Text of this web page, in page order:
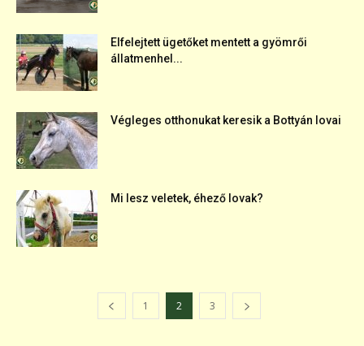
Elfelejtett ügetőket mentett a gyömrői
állatmenhel...
Végleges otthonukat keresik a Bottyán lovai
Mi lesz veletek, éhező lovak?
1 2 3